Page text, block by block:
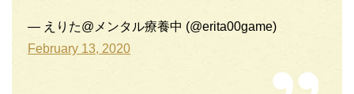
— えりた@メンタル療養中 (@erita00game)
February 13, 2020